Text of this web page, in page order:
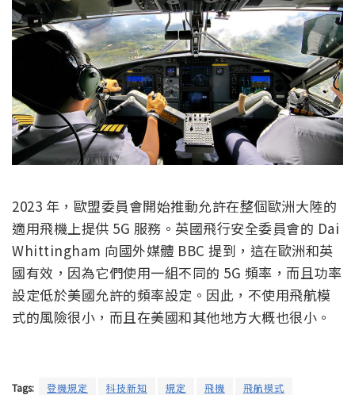
2023 年，歐盟委員會開始推動允許在整個歐洲大陸的
適用飛機上提供 5G 服務。英國飛行安全委員會的 Dai
Whittingham 向國外媒體 BBC 提到，這在歐洲和英
國有效，因為它們使用一組不同的 5G 頻率，而且功率
設定低於美國允許的頻率設定。因此，不使用飛航模
式的風險很小，而且在美國和其他地方大概也很小。
Tags: 登機規定 科技新知 規定 飛機 飛航模式